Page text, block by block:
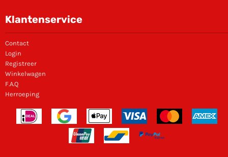
Klantenservice
Contact
Login
Registreer
Winkelwagen
F.A.Q
Herroeping